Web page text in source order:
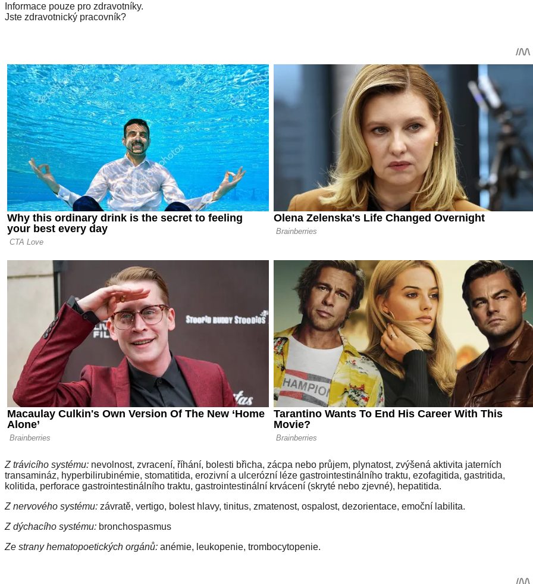
Informace pouze pro zdravotníky.
Jste zdravotnický pracovník?
Z trávicího systému: nevolnost, zvracení, říhání, bolesti břicha, zácpa nebo průjem, plynatost, zvýšená aktivita jaterních
transamináz, hyperbilirubinémie, stomatitida, erozivní a ulcerózní léze gastrointestinálního traktu, ezofagitida, gastritida,
kolitida, perforace gastrointestinálního traktu, gastrointestinální krvácení (skryté nebo zjevné), hepatitida.
Z nervového systému: závratě, vertigo, bolest hlavy, tinitus, zmatenost, ospalost, dezorientace, emoční labilita.
Z dýchacího systému: bronchospasmus
Ze strany hematopoetických orgánů: anémie, leukopenie, trombocytopenie.